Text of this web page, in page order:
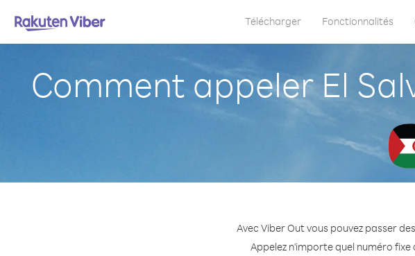
Télécharger Fonctionnalités
Comment appeler El
Avec Viber Out vous pouvez passer
Appelez n'importe quel numéro fixe